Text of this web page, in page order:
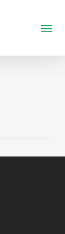
Menu